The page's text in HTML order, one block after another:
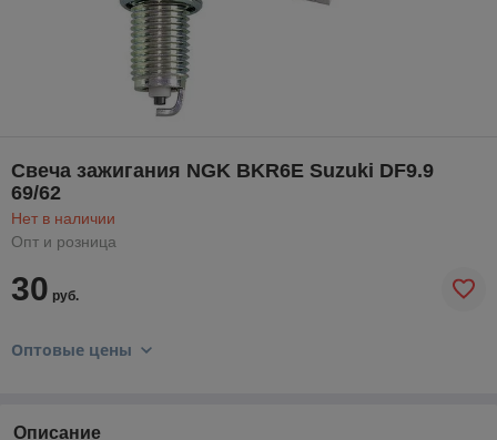
Свеча зажигания NGK BKR6E Suzuki DF9.9
69/62
Нет в наличии
Опт и розница
30 руб.
Оптовые цены
Описание